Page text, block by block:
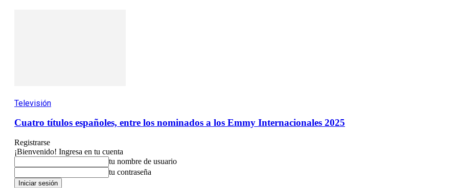
Televisión
Cuatro títulos españoles, entre los nominados a los Emmy Internacionales 2025
Registrarse
¡Bienvenido! Ingresa en tu cuenta
tu nombre de usuario
tu contraseña